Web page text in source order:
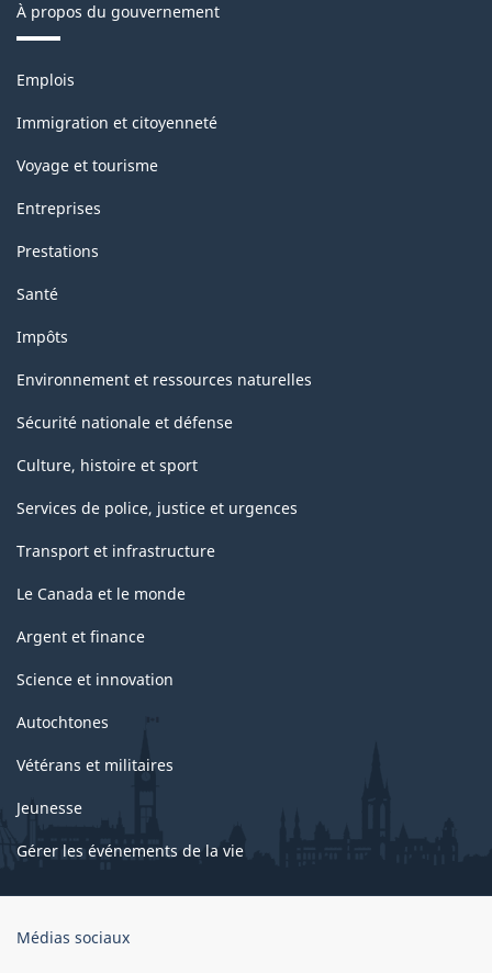
À propos du gouvernement
Thèmes
sujets
Emplois
Immigration et citoyenneté
Voyage et tourisme
Entreprises
Prestations
Santé
Impôts
Environnement et ressources naturelles
Sécurité nationale et défense
Culture, histoire et sport
Services de police, justice et urgences
Transport et infrastructure
Le Canada et le monde
Argent et finance
Science et innovation
Autochtones
Vétérans et militaires
Jeunesse
Gérer les événements de la vie
Organisation
Médias sociaux